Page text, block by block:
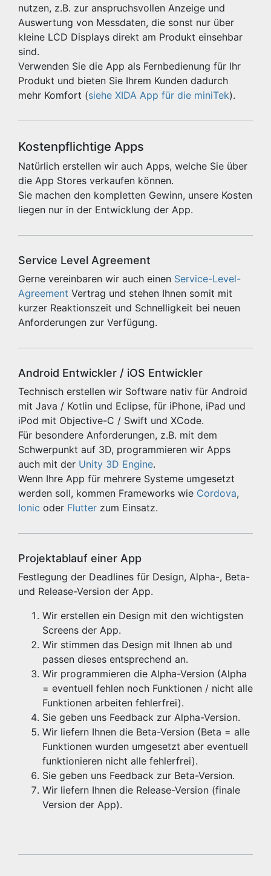
nutzen, z.B. zur anspruchsvollen Anzeige und
Auswertung von Messdaten, die sonst nur über
kleine LCD Displays direkt am Produkt einsehbar
sind.
Verwenden Sie die App als Fernbedienung für Ihr
Produkt und bieten Sie Ihrem Kunden dadurch
mehr Komfort (siehe XIDA App für die miniTek).
Kostenpflichtige Apps
Natürlich erstellen wir auch Apps, welche Sie über
die App Stores verkaufen können.
Sie machen den kompletten Gewinn, unsere Kosten
liegen nur in der Entwicklung der App.
Service Level Agreement
Gerne vereinbaren wir auch einen Service-Level-
Agreement Vertrag und stehen Ihnen somit mit
kurzer Reaktionszeit und Schnelligkeit bei neuen
Anforderungen zur Verfügung.
Android Entwickler / iOS Entwickler
Technisch erstellen wir Software nativ für Android
mit Java / Kotlin und Eclipse, für iPhone, iPad und
iPod mit Objective-C / Swift und XCode.
Für besondere Anforderungen, z.B. mit dem
Schwerpunkt auf 3D, programmieren wir Apps
auch mit der Unity 3D Engine.
Wenn Ihre App für mehrere Systeme umgesetzt
werden soll, kommen Frameworks wie Cordova,
Ionic oder Flutter zum Einsatz.
Projektablauf einer App
Festlegung der Deadlines für Design, Alpha-, Beta-
und Release-Version der App.
Wir erstellen ein Design mit den wichtigsten
Screens der App.
Wir stimmen das Design mit Ihnen ab und
passen dieses entsprechend an.
Wir programmieren die Alpha-Version (Alpha
= eventuell fehlen noch Funktionen / nicht alle
Funktionen arbeiten fehlerfrei).
Sie geben uns Feedback zur Alpha-Version.
Wir liefern Ihnen die Beta-Version (Beta = alle
Funktionen wurden umgesetzt aber eventuell
funktionieren nicht alle fehlerfrei).
Sie geben uns Feedback zur Beta-Version.
Wir liefern Ihnen die Release-Version (finale
Version der App).